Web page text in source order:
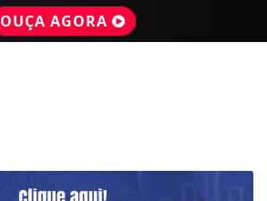
OUÇA AGORA